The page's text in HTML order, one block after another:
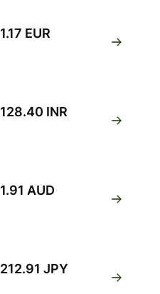
EUR
INR
AUD
JPY